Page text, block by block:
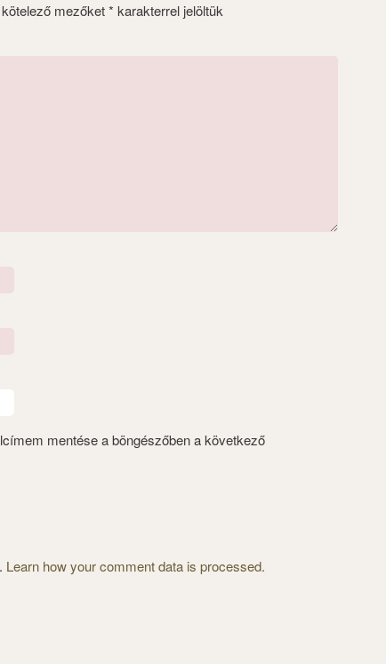
mezőket* karakterrel jelöltük
mentése a böngészőben a következő
Learn how your comment data is processed.